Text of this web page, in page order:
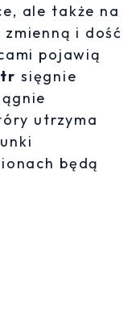
ale także na
i dość
pojawią
sięgnie
utrzyma
będą